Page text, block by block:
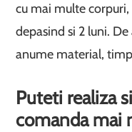
cu mai multe
depasind si 2 luni.
anume material,
Puteti realiza
comanda mai